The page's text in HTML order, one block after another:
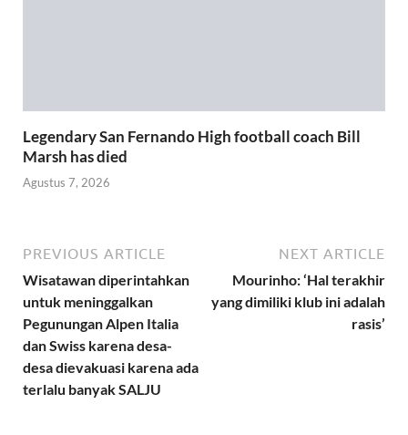
Legendary San Fernando High football coach Bill
Marsh has died
Agustus 7, 2026
PREVIOUS ARTICLE
Wisatawan diperintahkan
untuk meninggalkan
Pegunungan Alpen Italia
dan Swiss karena desa-
desa dievakuasi karena ada
terlalu banyak SALJU
NEXT ARTICLE
Mourinho: ‘Hal terakhir
yang dimiliki klub ini adalah
rasis’